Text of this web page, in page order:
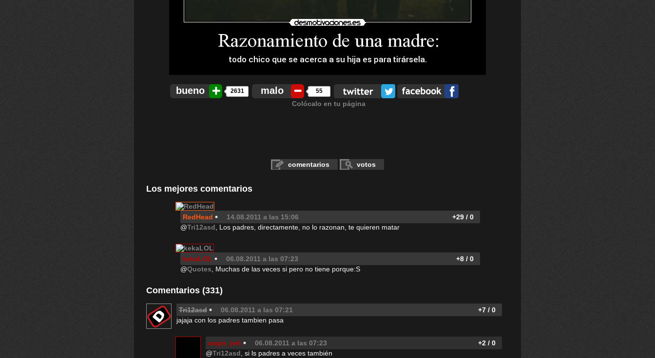
bueno 2631 malo 55
Colócalo en tu página
comentarios votos
Los mejores comentarios
RedHead 14.08.2011 a las 15:06
+29 / 0
@Tri12asd , Los padres, directamente, no lo razonan, te quieren matar
kekaLOL 06.08.2011 a las 07:23
+8 / 0
@Quotes , Muchas de las veces si pero no tiene porque:S
Comentarios (331)
Tri12asd 06.08.2011 a las 07:21
+7 / 0
jajaja con los padres tambien pasa
angie_jett 06.08.2011 a las 07:23
+2 / 0
@Tri12asd , si ls padres a veces también